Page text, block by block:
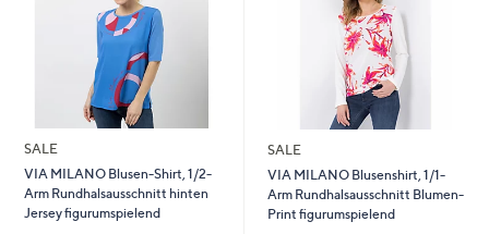
SALE
VIA MILANO Blusen-Shirt, 1/2-
Arm Rundhalsausschnitt hinten
Jersey figurumspielend
SALE
VIA MILANO Blusenshirt, 1/1-
Arm Rundhalsausschnitt Blumen-
Print figurumspielend